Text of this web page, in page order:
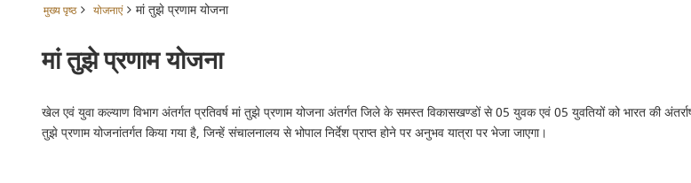
मुख्य पृष्ठ योजनाएं मां तुझे प्रणाम योजना
मां तुझे प्रणाम योजना
खेल एवं युवा कल्याण विभाग अंतर्गत प्रतिवर्ष मां तुझे प्रणाम योजना अंतर्गत जिले के समस्त विकासखण्डों से 05 युवक एवं 05 युवतियों को भारत की
तुझे प्रणाम योजनांतर्गत किया गया है, जिन्हें संचालनालय से भोपाल निर्देश प्राप्त होने पर अनुभव यात्रा पर भेजा जाएगा।